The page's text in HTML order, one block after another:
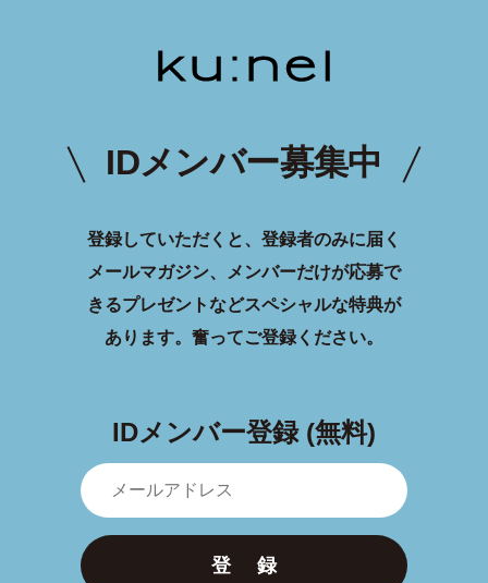
IDメンバー募集中
登録していただくと、登録者のみに届く
メールマガジン、メンバーだけが応募で
きるプレゼントなどスペシャルな特典が
あります。 奮ってご登録ください。
IDメンバー登録 (無料)
登 録